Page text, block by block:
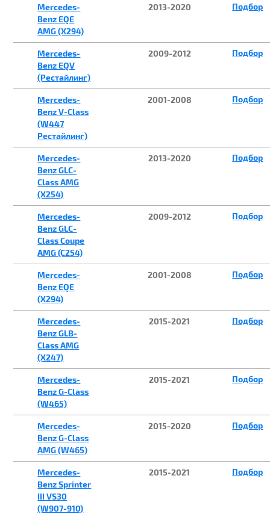
Mercedes-
Benz EQE
AMG (X294)
2013-2020 Подбор
Mercedes-
Benz EQV
(Рестайлинг)
2009-2012 Подбор
Mercedes-
Benz V-Class
(W447
Рестайлинг)
2001-2008 Подбор
Mercedes-
Benz GLC-
Class AMG
(X254)
2013-2020 Подбор
Mercedes-
Benz GLC-
Class Coupe
AMG (C254)
2009-2012 Подбор
Mercedes-
Benz EQE
(X294)
2001-2008 Подбор
Mercedes-
Benz GLB-
Class AMG
(X247)
2015-2021 Подбор
Mercedes-
Benz G-Class
(W465)
2015-2021 Подбор
Mercedes-
Benz G-Class
AMG (W465)
2015-2020 Подбор
Mercedes-
Benz Sprinter
III VS30
(W907-910)
2015-2021 Подбор